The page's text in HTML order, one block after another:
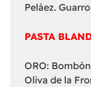
Peláez.
PASTA
ORO:
Oliva de la